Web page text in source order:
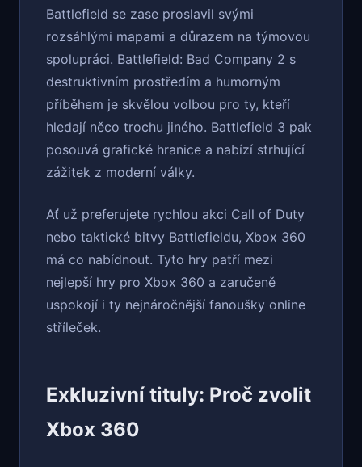
Battlefield se zase proslavil svými
rozsáhlými mapami a důrazem na týmovou
spolupráci. Battlefield: Bad Company 2 s
destruktivním prostředím a humorným
příběhem je skvělou volbou pro ty, kteří
hledají něco trochu jiného. Battlefield 3 pak
posouvá grafické hranice a nabízí strhující
zážitek z moderní války.
Ať už preferujete rychlou akci Call of Duty
nebo taktické bitvy Battlefieldu, Xbox 360
má co nabídnout. Tyto hry patří mezi
nejlepší hry pro Xbox 360 a zaručeně
uspokojí i ty nejnáročnější fanoušky online
stříleček.
Exkluzivní tituly: Proč zvolit
Xbox 360